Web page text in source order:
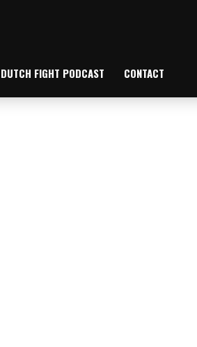
DUTCH FIGHT PODCAST CONTACT